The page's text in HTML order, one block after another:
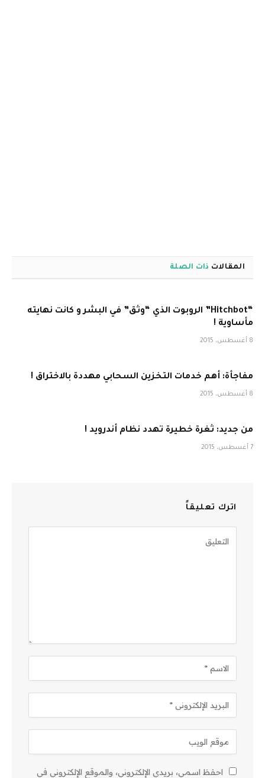
المقالات ذات الصلة
“Hitchbot” الروبوت الذي “وثق” في البشر و كانت نهايته
مأساوية !
8 أغسطس، 2015
مفاجأة: أهم خدمات التخزين السحابي مهددة بالاختراق !
8 أغسطس، 2015
من جديد: ثغرة خطيرة تهدد نظام أندرويد !
7 أغسطس، 2015
اترك تعليقاً
احفظ اسمي، بريدي الإلكتروني، والموقع الإلكتروني في